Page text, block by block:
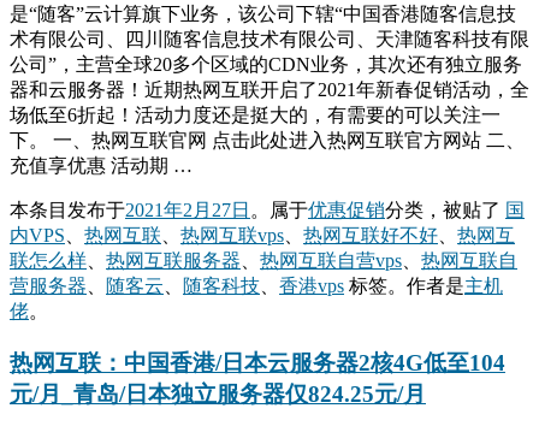
是“随客”云计算旗下业务，该公司下辖“中国香港随客信息技
术有限公司、四川随客信息技术有限公司、天津随客科技有限
公司”，主营全球20多个区域的CDN业务，其次还有独立服务
器和云服务器！近期热网互联开启了2021年新春促销活动，全
场低至6折起！活动力度还是挺大的，有需要的可以关注一
下。 一、热网互联官网 点击此处进入热网互联官方网站 二、
充值享优惠 活动期 …
本条目发布于2021年2月27日 。属于优惠促销分类，被贴了 国
内VPS
热网互联 热网互联vps 热网互联好不好
热网互
联怎么样
热网互联服务器 热网互联自营vps
热网互联自
营服务器
随客云 随客科技 香港vps 标签。 作者是主机
佬。
热网互联：中国香港/日本云服务器2核4G低至104
元/月_青岛/日本独立服务器仅824.25元/月